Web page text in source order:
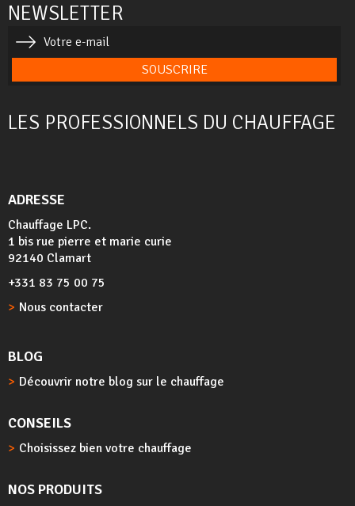
NEWSLETTER
SOUSCRIRE
LES PROFESSIONNELS DU CHAUFFAGE
ADRESSE
Chauffage LPC.
1 bis rue pierre et marie curie
92140 Clamart
+331 83 75 00 75
Nous contacter
BLOG
Découvrir notre blog sur le chauffage
CONSEILS
Choisissez bien votre chauffage
NOS PRODUITS